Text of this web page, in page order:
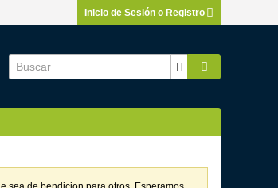
Inicio de Sesión o Registro